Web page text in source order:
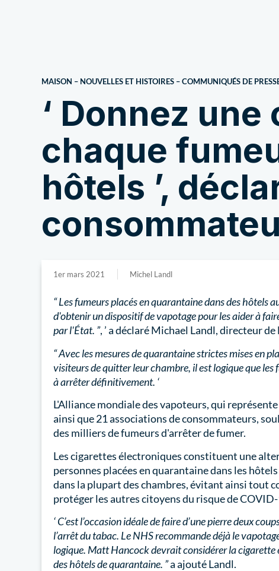
MAISON – NOUVELLES ET HISTOIRES –COMMUNIQUÉS DE
‘ Donnez
chaque
hôtels ’,
1er mars 2021 Michel Landl
“ Les fumeurs placés en quarantaine dans des
d'obtenir un dispositif de vapotage pour les aider à
par l'État. ”, ’ a déclaré Michael Landl, directeur
“ Avec les mesures de quarantaine strictes mises en
visiteurs de quitter leur chambre, il est logique que
à arrêter définitivement. ‘
L'Alliance mondiale des vapoteurs, qui
ainsi que 21 associations de consommateurs,
des milliers de fumeurs d'arrêter de fumer.
Les cigarettes électroniques constituent une
personnes placées en quarantaine dans les
dans la plupart des chambres, évitant ainsi tout
protéger les autres citoyens du risque de
‘ C’est l’occasion idéale de faire d’une pierre deux
l’arrêt du tabac. Le NHS recommande déjà le
logique. Matt Hancock devrait considérer la
des hôtels de quarantaine. ”a ajouté Landl.